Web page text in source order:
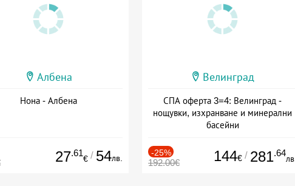
Албена
Нона - Албена
27.61
€ / 54лв.
Велинград
СПА оферта 3=4: Велинград -
нощувки, изхранване и минерални
басейни
-25%
192.00€ 144€ / 281.64
лв.